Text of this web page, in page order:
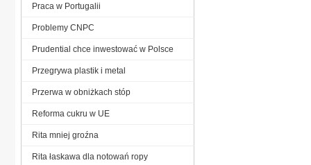
Praca w Portugalii
Problemy CNPC
Prudential chce inwestować w Polsce
Przegrywa plastik i metal
Przerwa w obniżkach stóp
Reforma cukru w UE
Rita mniej groźna
Rita łaskawa dla notowań ropy